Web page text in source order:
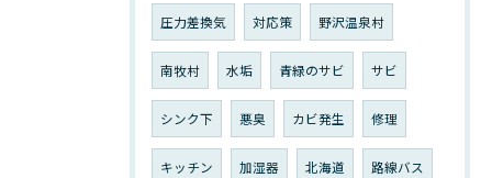
圧力差換気 対応策 野沢温泉村
南牧村 水垢 青緑のサビ サビ
シンク下 悪臭 カビ発生 修理
キッチン 加湿器 北海道 路線バス